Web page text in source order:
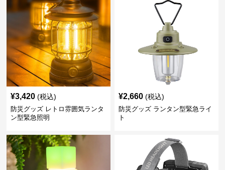
¥3,420 (税込)
防災グッズ レトロ雰囲気ランタ
ン型緊急照明
¥2,660 (税込)
防災グッズ ランタン型緊急ライ
ト